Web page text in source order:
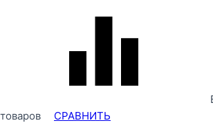
товаров
СРАВНИТЬ